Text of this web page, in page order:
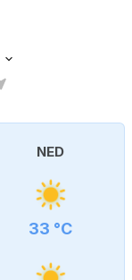
NED
33 °C